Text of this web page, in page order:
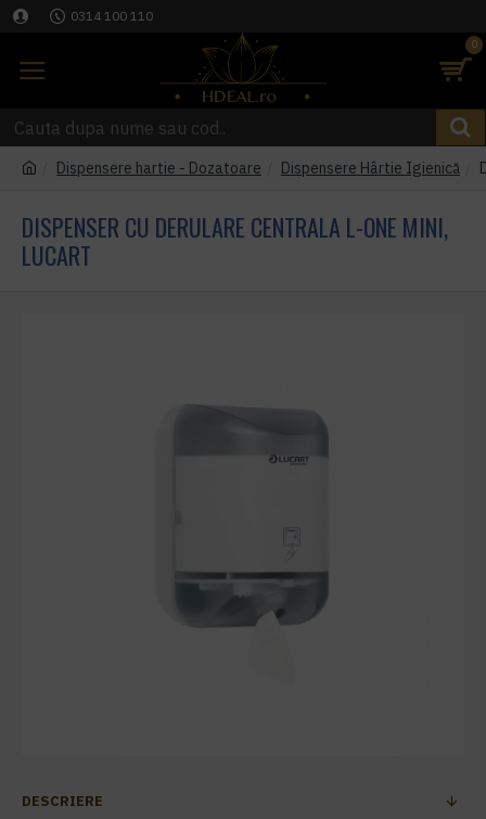
0314 100 110
0
Dispensere hartie - Dozatoare Dispensere Hârtie Igienică
DISPENSER CU DERULARE CENTRALA L-ONE MINI,
LUCART
DESCRIERE